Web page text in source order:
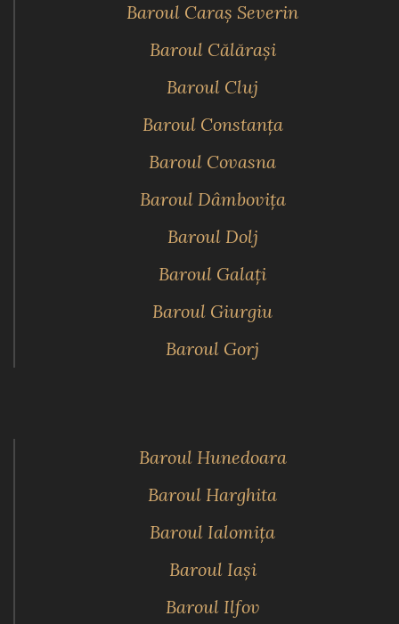
Baroul Caraş Severin
Baroul Călăraşi
Baroul Cluj
Baroul Constanţa
Baroul Covasna
Baroul Dâmboviţa
Baroul Dolj
Baroul Galaţi
Baroul Giurgiu
Baroul Gorj
Baroul Hunedoara
Baroul Harghita
Baroul Ialomiţa
Baroul Iaşi
Baroul Ilfov